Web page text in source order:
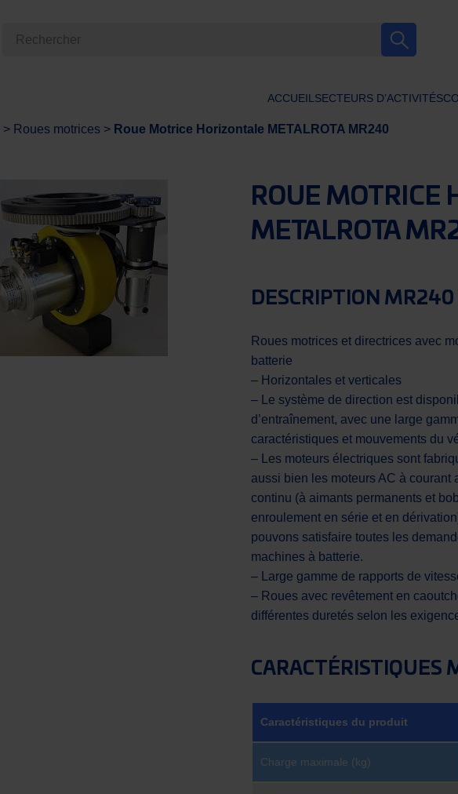
ACCUEIL SECTEURS D’ACTIVITÉS
> Roues motrices > Roue Motrice Horizontale METALROTA MR240
ROUE MOTRICE
METALROTA
DESCRIPTION MR240
Roues motrices et directrices avec
batterie
– Horizontales et verticales
– Le système de direction est
d’entraînement, avec une large
caractéristiques et mouvements du
– Les moteurs électriques sont
aussi bien les moteurs AC à courant
continu (à aimants permanents et
enroulement en série et en
pouvons satisfaire toutes les
machines à batterie.
– Large gamme de rapports de
– Roues avec revêtement en
différentes duretés selon les
CARACTÉRISTIQUES
Caractéristiques du produit
Charge maximale (kg)